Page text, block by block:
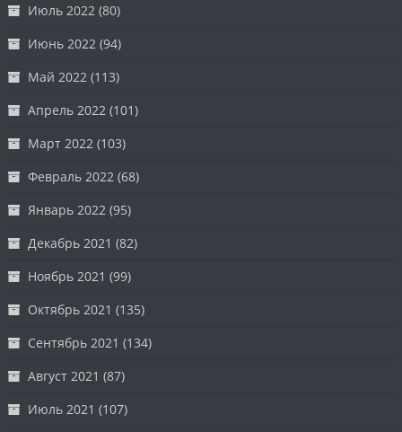
Июль 2022 (80)
Июнь 2022 (94)
Май 2022 (113)
Апрель 2022 (101)
Март 2022 (103)
Февраль 2022 (68)
Январь 2022 (95)
Декабрь 2021 (82)
Ноябрь 2021 (99)
Октябрь 2021 (135)
Сентябрь 2021 (134)
Август 2021 (87)
Июль 2021 (107)